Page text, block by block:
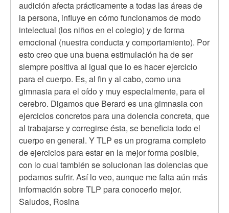
audición afecta prácticamente a todas las áreas de
la persona, influye en cómo funcionamos de modo
intelectual (los niños en el colegio) y de forma
emocional (nuestra conducta y comportamiento). Por
esto creo que una buena estimulación ha de ser
siempre positiva al igual que lo es hacer ejercicio
para el cuerpo. Es, al fin y al cabo, como una
gimnasia para el oído y muy especialmente, para el
cerebro. Digamos que Berard es una gimnasia con
ejercicios concretos para una dolencia concreta, que
al trabajarse y corregirse ésta, se beneficia todo el
cuerpo en general. Y TLP es un programa completo
de ejercicios para estar en la mejor forma posible,
con lo cual también se solucionan las dolencias que
podamos sufrir. Así lo veo, aunque me falta aún más
información sobre TLP para conocerlo mejor.
Saludos, Rosina